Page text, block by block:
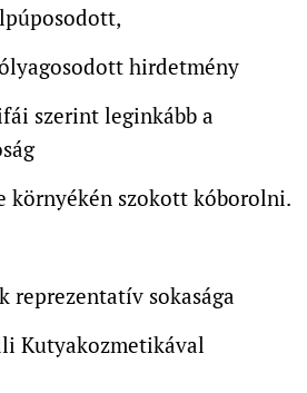
hirdetmény
szerint leginkább a
környékén szokott kóborolni.
reprezentatív sokasága
Kutyakozmetikával